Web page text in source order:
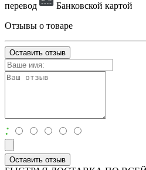
перевод
Банковской картой
Отзывы о товаре
Оставить отзыв
:
Оставить отзыв